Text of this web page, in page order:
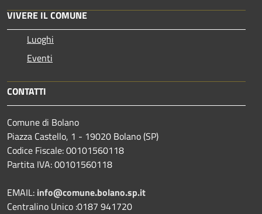
VIVERE IL COMUNE
Luoghi
Eventi
CONTATTI
Comune di Bolano
Piazza Castello, 1 - 19020 Bolano (SP)
Codice Fiscale: 00101560118
Partita IVA: 00101560118
EMAIL: info@comune.bolano.sp.it
Centralino Unico :0187 941720